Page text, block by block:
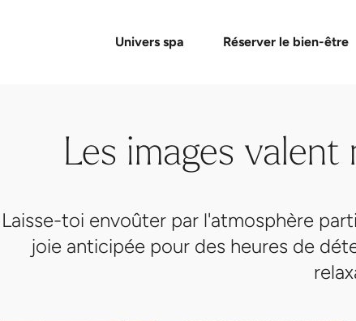
Univers spa Réserver le bien-être
Formules Day Spa
Boutique de bons cadeaux
Planifier votre visite Galerie
Les images
Laisse-toi envoûter par l'atmosphère
joie anticipée pour des heures de